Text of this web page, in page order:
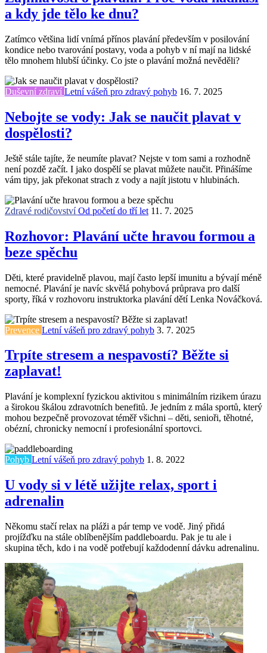
a kdy jde tělo ke dnu?
Zatímco většina lidí vnímá přínos plavání především v posilování
kondice nebo tvarování postavy, voda a pohyb v ní mají na lidské
tělo mnohem hlubší účinky. Co jste o plavání možná nevěděli?
Duševní zdraví Letní vášeň pro zdravý pohyb 16. 7. 2025
Nebojte se vody: Jak se naučit plavat v
dospělosti?
Ještě stále tajíte, že neumíte plavat? Nejste v tom sami a rozhodně
není pozdě začít. I jako dospělí se plavat můžete naučit. Přinášíme
vám tipy, jak překonat strach z vody a najít jistotu v hlubinách.
Zdravé rodičovstvíOd početí do tří let 11. 7. 2025
Rozhovor: Plavání učte hravou formou a
beze spěchu
Děti, které pravidelně plavou, mají často lepší imunitu a bývají méně
nemocné. Plavání je navíc skvělá pohybová průprava pro další
sporty, říká v rozhovoru instruktorka plavání dětí Lenka Nováčková.
Prevence Letní vášeň pro zdravý pohyb 3. 7. 2025
Trpíte stresem a nespavostí? Běžte si
zaplavat!
Plavání je komplexní fyzickou aktivitou s minimálním rizikem úrazu
a širokou škálou zdravotních benefitů. Je jedním z mála sportů, který
mohou bezpečně provozovat téměř všichni – děti, senioři, těhotné,
obézní, chronicky nemocní i profesionální sportovci.
Pohyb Letní vášeň pro zdravý pohyb 1. 8. 2022
U vody si v létě užijte relax, sport i
adrenalin
Někomu stačí relax na pláži a pár temp ve vodě. Jiný přidá
projížďku na stále oblíbenějším paddleboardu. Pak je tu ale i
skupina těch, kdo i na vodě potřebují každodenní dávku adrenalinu.